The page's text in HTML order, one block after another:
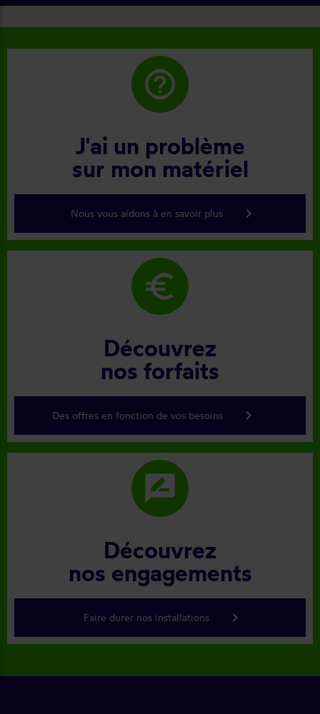
help_outline
J'ai un problème
sur mon matériel
Nous vous aidons à en savoir plus keyboard_arrow_right
euro
Découvrez
nos forfaits
Des offres en fonction de vos besoins keyboard_arrow_right
rate_review
Découvrez
nos engagements
Faire durer nos installations keyboard_arrow_right